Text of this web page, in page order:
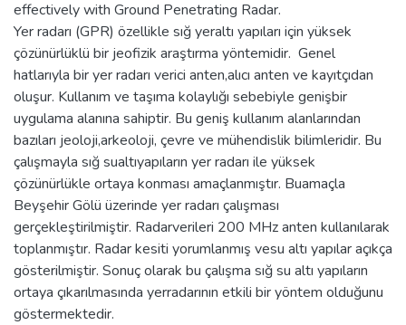
effectively with Ground Penetrating Radar.
Yer radarı (GPR) özellikle sığ yeraltı yapıları için yüksek
çözünürlüklü bir jeofizik araştırma yöntemidir. Genel
hatlarıyla bir yer radarı verici anten,alıcı anten ve kayıtçıdan
oluşur. Kullanım ve taşıma kolaylığı sebebiyle genişbir
uygulama alanına sahiptir. Bu geniş kullanım alanlarından
bazıları jeoloji,arkeoloji, çevre ve mühendislik bilimleridir. Bu
çalışmayla sığ sualtıyapıların yer radarı ile yüksek
çözünürlükle ortaya konması amaçlanmıştır. Buamaçla
Beyşehir Gölü üzerinde yer radarı çalışması
gerçekleştirilmiştir. Radarverileri 200 MHz anten kullanılarak
toplanmıştır. Radar kesiti yorumlanmış vesu altı yapılar açıkça
gösterilmiştir. Sonuç olarak bu çalışma sığ su altı yapıların
ortaya çıkarılmasında yerradarının etkili bir yöntem olduğunu
göstermektedir.